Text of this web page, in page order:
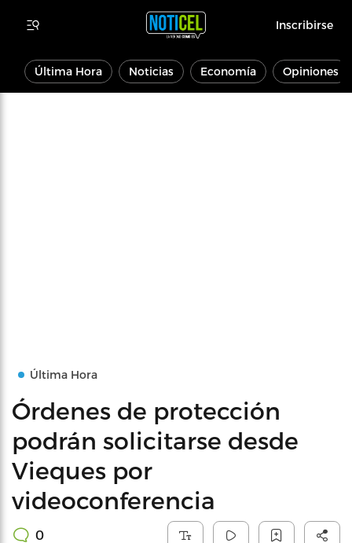
Inscribirse
Última Hora Noticias Economía Opiniones
Última Hora
Órdenes de protección
podrán solicitarse desde
Vieques por
videoconferencia
0